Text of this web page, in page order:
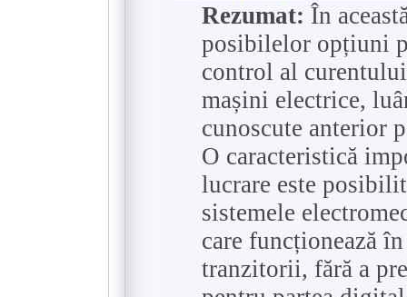
Rezumat: În
posibilelor opțiuni
control al
mașini electrice,
cunoscute anterior
O caracteristică
lucrare este
sistemele
care funcționează
tranzitorii, fără a